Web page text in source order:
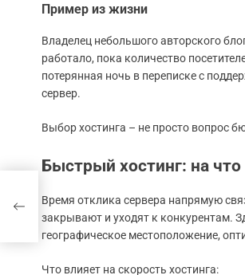
Пример из жизни
Владелец небольшого авторского
работало, пока количество
потерянная ночь в переписке с
сервер.
Выбор хостинга – не просто вопрос
Быстрый хостинг: на
Время отклика сервера напрямую
закрывают и уходят к конкурентам.
географическое местоположение,
Что влияет на скорость хостинга: